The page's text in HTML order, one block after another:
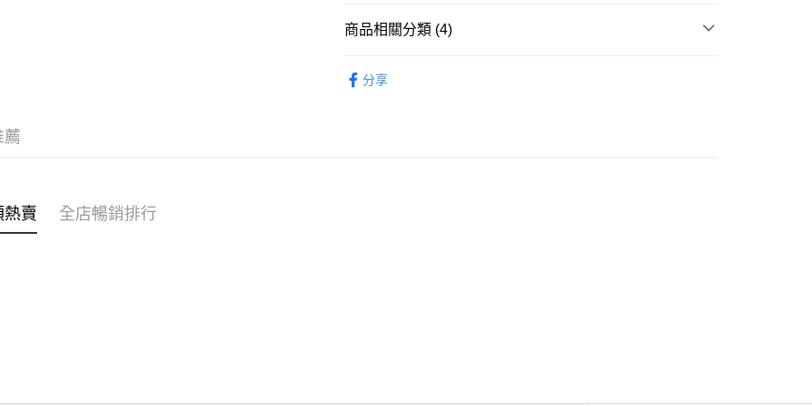
WeChat Pay
送貨方式
商品相關分類 (4)
分享
薦
賣 全店暢銷排行